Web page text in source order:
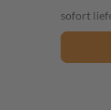
sofort